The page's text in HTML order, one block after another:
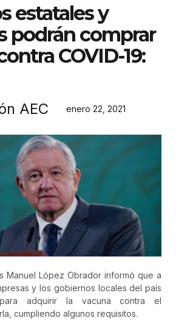
estatales y
podrán comprar
COVID-19:
AEC enero 22, 2021
Manuel López Obrador informó que a
y los gobiernos locales del país
adquirir la vacuna contra el
cumpliendo algunos requisitos.